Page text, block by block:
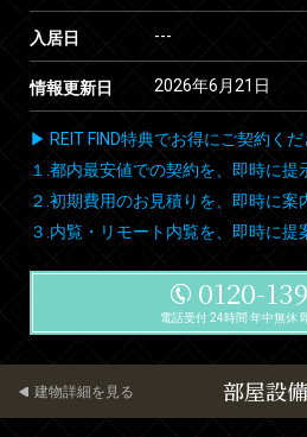
入居日 ---
情報更新日 2026年6月21日
▶ REIT FIND特典でお得にご契約くだ
１.都内最安値での契約を、即時に提
２.初期費用のお見積りを、即時に案
３.内覧・リモート内覧を、即時に提
0120-
電話受付 24時間 年中無休
部屋設備
建物詳細を見る